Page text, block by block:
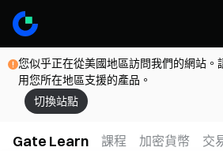
您似乎正在從美國地區訪問我們的網站。
用您所在地區支援的產品。
切換站點
Gate Learn 課程 加密貨幣 交